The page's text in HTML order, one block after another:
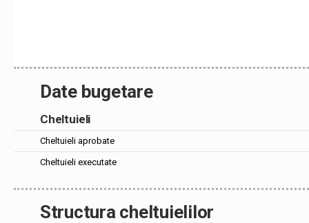
Date bugetare
Cheltuieli
Cheltuieli aprobate
Cheltuieli executate
Structura cheltuielilor